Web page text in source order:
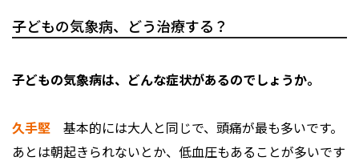
子どもの気象病、どう治療する？
――子どもの気象病は、どんな症状があるのでしょうか。
久手堅 基本的には大人と同じで、頭痛が最も多いです。
あとは朝起きられないとか、低血圧もあることが多いです